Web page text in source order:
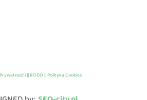
|| RODO || Polityka Cookies